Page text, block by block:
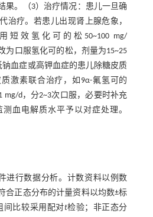
果。（3）治疗情况：患儿一旦确
治疗。若患儿出现肾上腺危象，
短效氢化可的松50~100 mg/
为口服氢化可的松，剂量为15~25
钠血症或高钾血症的患儿除糖皮质
激素联合治疗，如9α-氟氢可的
mg/d，分2~3次口服，必要时补充
血电解质水平予以对症处理。
件进行数据分析。计数资料以例数
合正态分布的计量资料以均数±标
间比较采用配对t检验；非正态分